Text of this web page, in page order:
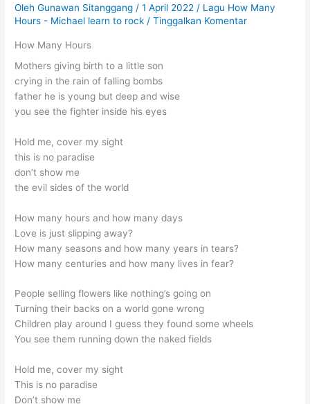
OlehGunawan Sitanggang /1 April 2022 / Lagu How Many
Hours - Michael learn to rock /Tinggalkan Komentar
How Many Hours
Mothers giving birth to a little son
crying in the rain of falling bombs
father he is young but deep and wise
you see the fighter inside his eyes
Hold me, cover my sight
this is no paradise
don’t show me
the evil sides of the world
How many hours and how many days
Love is just slipping away?
How many seasons and how many years in tears?
How many centuries and how many lives in fear?
People selling flowers like nothing’s going on
Turning their backs on a world gone wrong
Children play around I guess they found some wheels
You see them running down the naked fields
Hold me, cover my sight
This is no paradise
Don’t show me